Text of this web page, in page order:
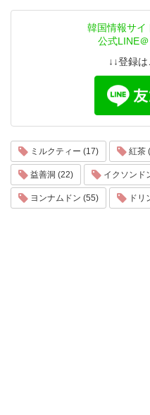
韓国情報サイ
公式LINE
↓↓登録
ミルクティー (17) 紅茶
益善洞 (22) イクソンド
ヨンナムドン (55) ドリ